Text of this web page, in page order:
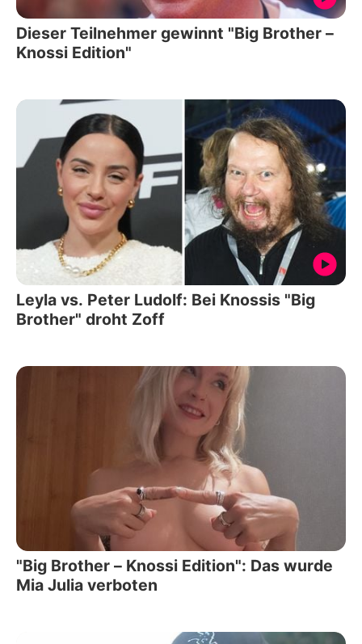
Dieser Teilnehmer gewinnt "Big Brother –
Knossi Edition"
Leyla vs. Peter Ludolf: Bei Knossis "Big
Brother" droht Zoff
"Big Brother – Knossi Edition": Das wurde
Mia Julia verboten